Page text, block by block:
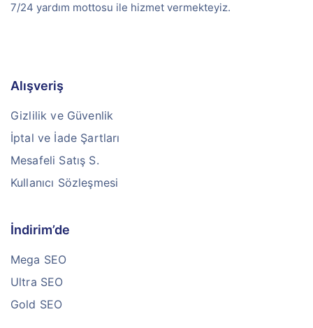
7/24 yardım mottosu ile hizmet vermekteyiz.
Alışveriş
Gizlilik ve Güvenlik
İptal ve İade Şartları
Mesafeli Satış S.
Kullanıcı Sözleşmesi
İndirim’de
Mega SEO
Ultra SEO
Gold SEO